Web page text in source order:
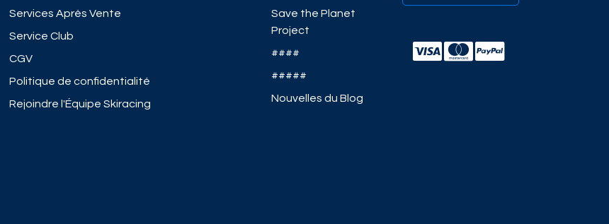
Save the Planet
Project
####
#####
Nouvelles du Blog
Services Après Vente
Service Club
CGV
Politique de confidentialité
Rejoindre l'Équipe Skiracing